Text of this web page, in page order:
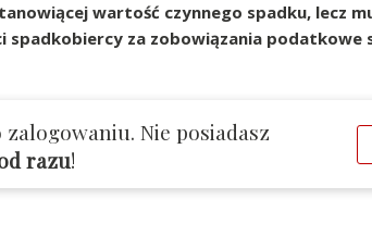
wartość czynnego spadku, lecz
spadkobiercy za zobowiązania podatkowe
zalogowaniu. Nie posiadasz
razu!